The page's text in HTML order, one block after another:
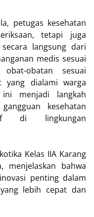
petugas kesehatan
tetapi juga
langsung dari
medis sesuai
obatan sesuai
yang dialami warga
menjadi langkah
kesehatan
di lingkungan
Kelas IIA Karang
menjelaskan bahwa
penting dalam
lebih cepat dan